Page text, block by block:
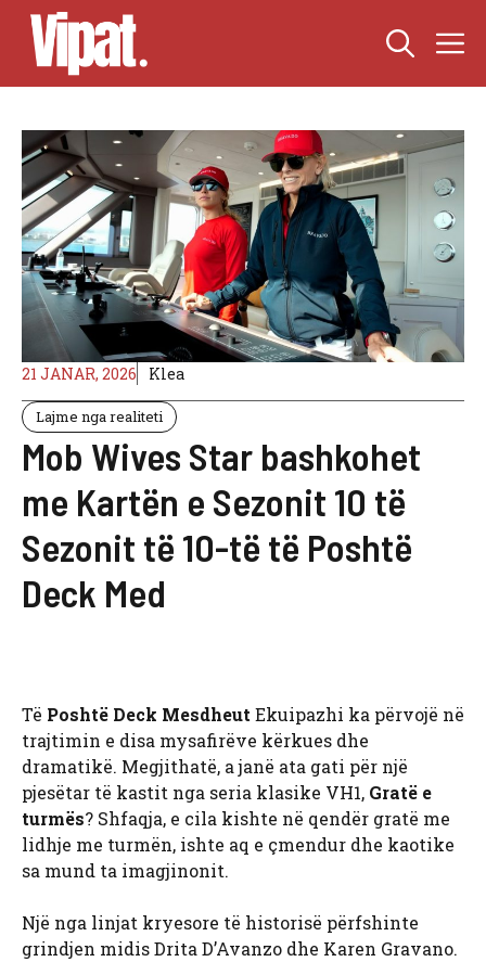
Skip
content
21 JANAR, 2026 Klea
Lajme nga realiteti
Mob Wives Star bashkohet
me Kartën e Sezonit 10 të
Sezonit të 10-të të Poshtë
Deck Med
Të Poshtë Deck Mesdheut Ekuipazhi ka përvojë në
trajtimin e disa mysafirëve kërkues dhe
dramatikë. Megjithatë, a janë ata gati për një
pjesëtar të kastit nga seria klasike VH1, Gratë e
turmës? Shfaqja, e cila kishte në qendër gratë me
lidhje me turmën, ishte aq e çmendur dhe kaotike
sa mund ta imagjinonit.
Një nga linjat kryesore të historisë përfshinte
grindjen midis Drita D’Avanzo dhe Karen Gravano.